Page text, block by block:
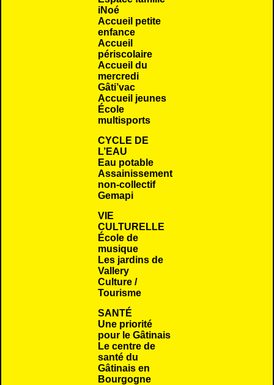
iNoé
Accueil petite
enfance
Accueil
périscolaire
Accueil du
mercredi
Gâti’vac
Accueil jeunes
École
multisports
CYCLE DE
L’EAU
Eau potable
Assainissement
non-collectif
Gemapi
VIE
CULTURELLE
École de
musique
Les jardins de
Vallery
Culture /
Tourisme
SANTÉ
Une priorité
pour le Gâtinais
Le centre de
santé du
Gâtinais en
Bourgogne